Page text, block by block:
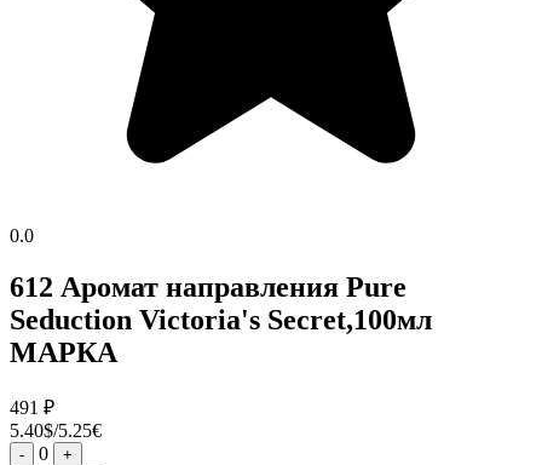
0.0
612 Аромат направления Pure
Seduction Victoria's Secret,100мл
МАРКА
491 ₽
5.40$/5.25€
- 0 +